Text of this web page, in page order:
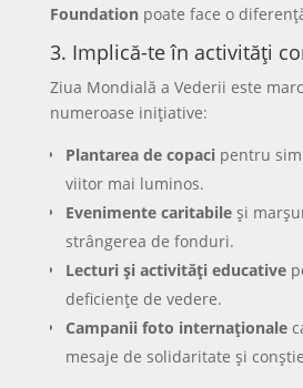
Foundation poate face o
3. Implică-te în activități
Ziua Mondială a Vederii este
numeroase inițiative:
Plantarea de copacipentru
viitor mai luminos.
Evenimente caritabileși
strângerea de fonduri.
Lecturi și activități educative
deficiențe de vedere.
Campanii foto internaționale
mesaje de solidaritate și